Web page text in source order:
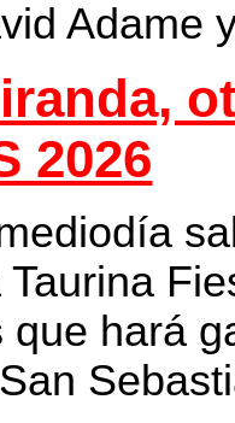
Adame
2026
que hará